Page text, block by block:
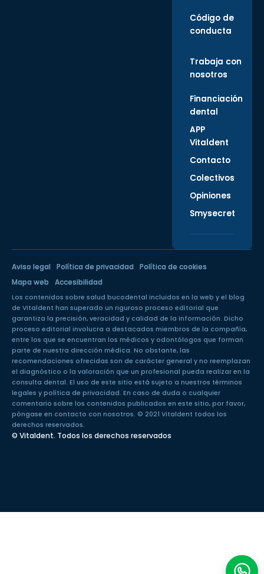
Código de
conducta
Trabaja con
nosotros
Financiación
dental
APP
Vitaldent
Contacto
Colectivos
Opiniones
Smysecret
Aviso legal Política de privacidad
Política de cookies
Mapa web
Accesibilidad
Los contenidos sobre salud bucodental incluidos en la web y el blog
de Vitaldent han superado un riguroso proceso editorial que
garantiza la precisión, veracidad y calidad de la información. Dicho
proceso editorial involucra a destacados miembros de la compañía,
entre los que se encuentran los médicos y odontólogos que forman
parte de nuestra dirección médica. No obstante, las
recomendaciones ofrecidas son de carácter general y no reemplazan
el diagnóstico o la valoración que un profesional pueda realizar en la
consulta dental. El uso de este sitio está sujeto a nuestros términos
legales y política de privacidad. En caso de duda o cualquier
comentario sobre los contenidos publicados en este sitio, por favor,
póngase en contacto con nosotros. © 2021 Vitaldent todos los
derechos reservados.
© Vitaldent. Todos los derechos reservados